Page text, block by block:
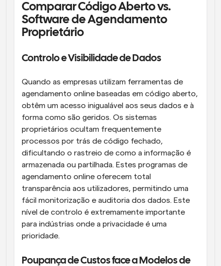
Comparar Código Aberto vs.
Software de Agendamento
Proprietário
Controlo e Visibilidade de Dados
Quando as empresas utilizam ferramentas de
agendamento online baseadas em código aberto,
obtêm um acesso inigualável aos seus dados e à
forma como são geridos. Os sistemas
proprietários ocultam frequentemente
processos por trás de código fechado,
dificultando o rastreio de como a informação é
armazenada ou partilhada. Estes programas de
agendamento online oferecem total
transparência aos utilizadores, permitindo uma
fácil monitorização e auditoria dos dados. Este
nível de controlo é extremamente importante
para indústrias onde a privacidade é uma
prioridade.
Poupança de Custos face a Modelos de